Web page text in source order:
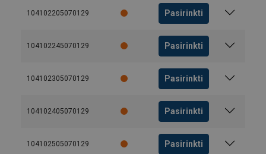
104102205070129 Pasirinkti
104102245070129 Pasirinkti
104102305070129 Pasirinkti
104102405070129 Pasirinkti
104102505070129 Pasirinkti